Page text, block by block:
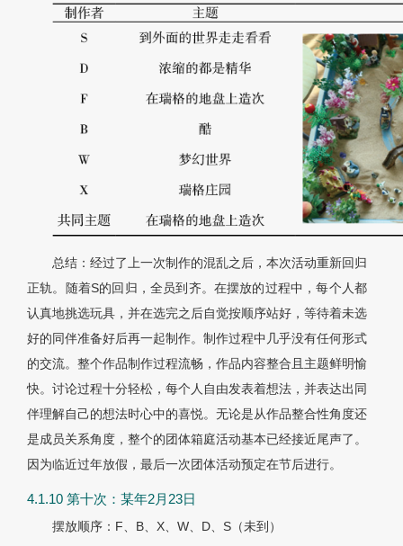
总结：经过了上一次制作的混乱之后，本次活动重新回归
正轨。随着S的回归，全员到齐。在摆放的过程中，每个人都
认真地挑选玩具，并在选完之后自觉按顺序站好，等待着未选
好的同伴准备好后再一起制作。制作过程中几乎没有任何形式
的交流。整个作品制作过程流畅，作品内容整合且主题鲜明愉
快。讨论过程十分轻松，每个人自由发表着想法，并表达出同
伴理解自己的想法时心中的喜悦。无论是从作品整合性角度还
是成员关系角度，整个的团体箱庭活动基本已经接近尾声了。
因为临近过年放假，最后一次团体活动预定在节后进行。
4.1.10 第十次：某年2月23日
摆放顺序：F、B、X、W、D、S（未到）